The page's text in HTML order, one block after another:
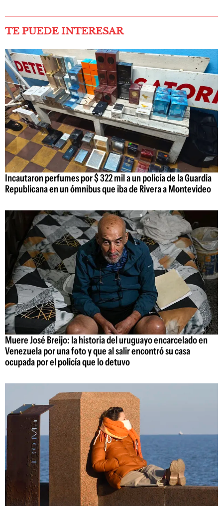
TE PUEDE INTERESAR
Incautaron perfumes por $ 322 mil a un policía de la Guardia
Republicana en un ómnibus que iba de Rivera a Montevideo
Muere José Breijo: la historia del uruguayo encarcelado en
Venezuela por una foto y que al salir encontró su casa
ocupada por el policía que lo detuvo